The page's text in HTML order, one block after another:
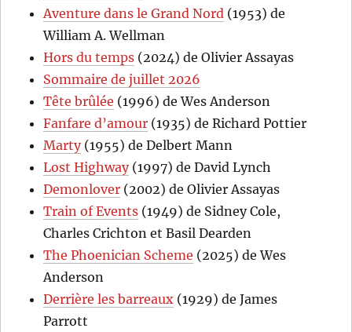
Aventure dans le Grand Nord (1953) de
William A. Wellman
Hors du temps (2024) de Olivier Assayas
Sommaire de juillet 2026
Tête brûlée (1996) de Wes Anderson
Fanfare d’amour (1935) de Richard Pottier
Marty(1955) de Delbert Mann
Lost Highway(1997) de David Lynch
Demonlover (2002) de Olivier Assayas
Train of Events (1949) de Sidney Cole,
Charles Crichton et Basil Dearden
The Phoenician Scheme (2025) de Wes
Anderson
Derrière les barreaux (1929) de James
Parrott